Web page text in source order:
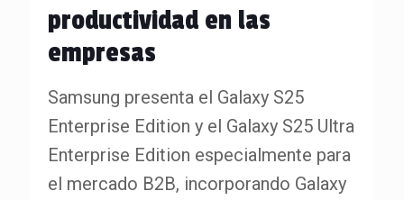
productividad en las
empresas
Samsung presenta el Galaxy S25
Enterprise Edition y el Galaxy S25 Ultra
Enterprise Edition especialmente para
el mercado B2B, incorporando Galaxy